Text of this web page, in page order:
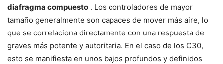
diafragma compuesto . Los controladores de mayor
tamaño generalmente son capaces de mover más aire, lo
que se correlaciona directamente con una respuesta de
graves más potente y autoritaria. En el caso de los C30,
esto se manifiesta en unos bajos profundos y definidos